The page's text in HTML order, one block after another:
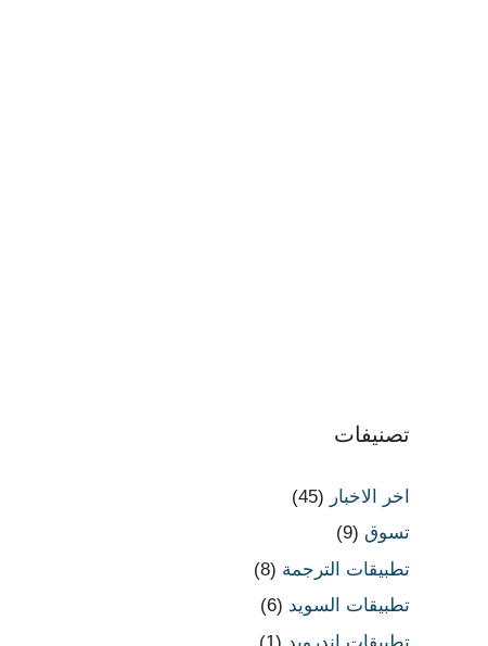
تصنيفات
اخر الاخبار (45)
تسوق (9)
تطبيقات الترجمة (8)
تطبيقات السويد (6)